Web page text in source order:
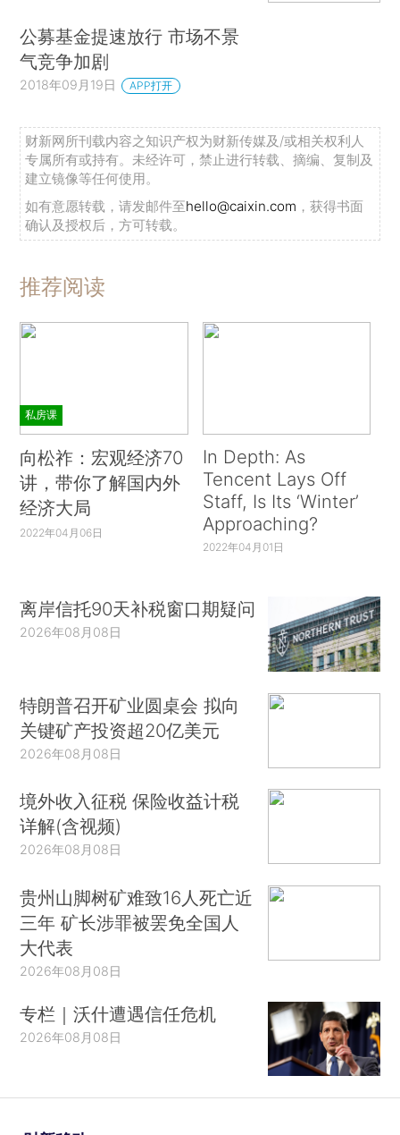
公募基金提速放行 市场不景
气竞争加剧
2018年09月19日 APP打开
财新网所刊载内容之知识产权为财新传媒及/或相关权利人
专属所有或持有。未经许可，禁止进行转载、摘编、复制及
建立镜像等任何使用。
如有意愿转载，请发邮件至hello@caixin.com ，获得书面
确认及授权后，方可转载。
推荐阅读
私房课
向松祚：宏观经济70
讲，带你了解国内外
经济大局
2022年04月06日
In Depth: As
Tencent Lays Off
Staff, Is Its ‘Winter’
Approaching?
2022年04月01日
离岸信托90天补税窗口期疑问
2026年08月08日
特朗普召开矿业圆桌会 拟向
关键矿产投资超20亿美元
2026年08月08日
境外收入征税 保险收益计税
详解(含视频)
2026年08月08日
贵州山脚树矿难致16人死亡近
三年 矿长涉罪被罢免全国人
大代表
2026年08月08日
专栏｜沃什遭遇信任危机
2026年08月08日